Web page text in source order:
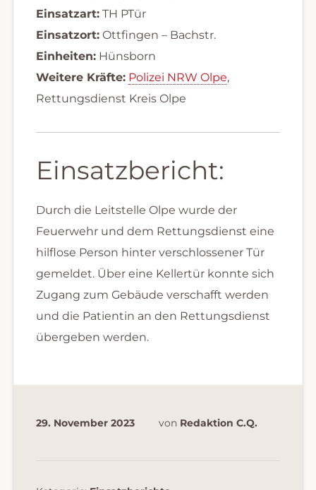
Einsatzart:TH PTür
Einsatzort:Ottfingen – Bachstr.
Einheiten:Hünsborn
Weitere Kräfte: Polizei NRW Olpe,
Rettungsdienst Kreis Olpe
Einsatzbericht:
Durch die Leitstelle Olpe wurde der
Feuerwehr und dem Rettungsdienst eine
hilflose Person hinter verschlossener Tür
gemeldet. Über eine Kellertür konnte sich
Zugang zum Gebäude verschafft werden
und die Patientin an den Rettungsdienst
übergeben werden.
29. November 2023 von Redaktion C.Q.